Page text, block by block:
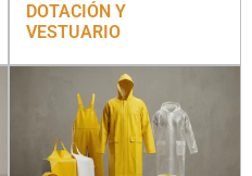
DOTACIÓN Y
VESTUARIO